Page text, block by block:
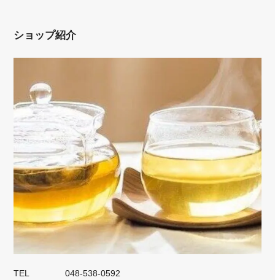
ショップ紹介
TEL
048-538-0592